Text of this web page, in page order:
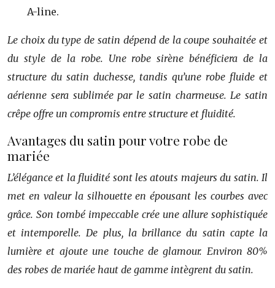
A-line.
Le choix du type de satin dépend de la coupe souhaitée et
du style de la robe. Une robe sirène bénéficiera de la
structure du satin duchesse, tandis qu’une robe fluide et
aérienne sera sublimée par le satin charmeuse. Le satin
crêpe offre un compromis entre structure et fluidité.
Avantages du satin pour votre robe de
mariée
L’élégance et la fluidité sont les atouts majeurs du satin. Il
met en valeur la silhouette en épousant les courbes avec
grâce. Son tombé impeccable crée une allure sophistiquée
et intemporelle. De plus, la brillance du satin capte la
lumière et ajoute une touche de glamour. Environ 80%
des robes de mariée haut de gamme intègrent du satin.